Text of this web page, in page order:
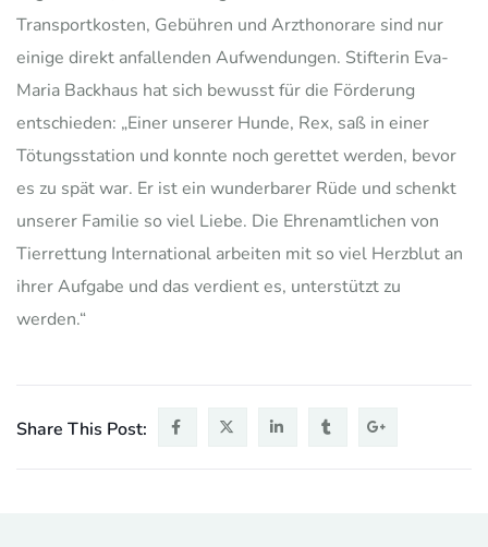
Transportkosten, Gebühren und Arzthonorare sind nur
einige direkt anfallenden Aufwendungen. Stifterin Eva-
Maria Backhaus hat sich bewusst für die Förderung
entschieden: „Einer unserer Hunde, Rex, saß in einer
Tötungsstation und konnte noch gerettet werden, bevor
es zu spät war. Er ist ein wunderbarer Rüde und schenkt
unserer Familie so viel Liebe. Die Ehrenamtlichen von
Tierrettung International arbeiten mit so viel Herzblut an
ihrer Aufgabe und das verdient es, unterstützt zu
werden.“
Share This Post: